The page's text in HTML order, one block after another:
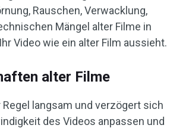
Rauschen, Verwacklung,
Mängel alter Filme in
Video wie ein alter Film aussieht.
alter Filme
langsam und verzögert sich
des Videos anpassen und